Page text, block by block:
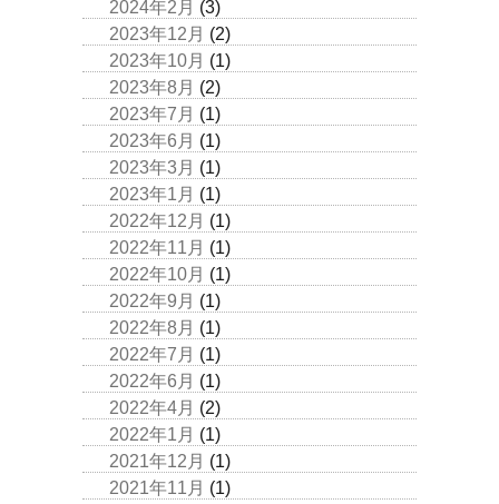
2024年2月 (3)
2023年12月 (2)
2023年10月 (1)
2023年8月 (2)
2023年7月 (1)
2023年6月 (1)
2023年3月 (1)
2023年1月 (1)
2022年12月 (1)
2022年11月 (1)
2022年10月 (1)
2022年9月 (1)
2022年8月 (1)
2022年7月 (1)
2022年6月 (1)
2022年4月 (2)
2022年1月 (1)
2021年12月 (1)
2021年11月 (1)